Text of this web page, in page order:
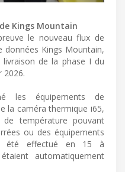
Kings Mountain
le nouveau flux de
données Kings Mountain,
de la phase I du
2026.
les équipements de
la caméra thermique i65,
température pouvant
ou des équipements
été effectué en 15 à
automatiquement